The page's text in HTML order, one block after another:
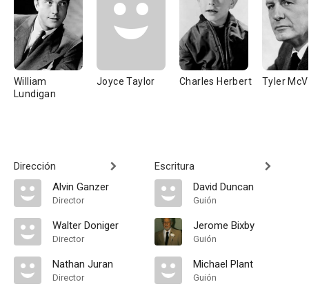
William
Lundigan
Joyce Taylor Charles Herbert Tyler
Dirección
Alvin Ganzer
Director
Walter Doniger
Director
Nathan Juran
Director
Escritura
David Duncan
Guión
Jerome Bixby
Guión
Michael Plant
Guión